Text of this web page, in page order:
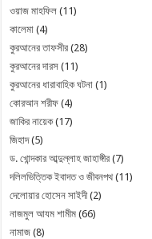
ওয়াজ মাহফিল (11)
কালেমা (4)
কুরআনের তাফসীর (28)
কুরআনের দারস (11)
কুরআনের ধারাবাহিক ঘটনা (1)
কোরআন শরীফ (4)
জাকির নায়েক(17)
জিহাদ(5)
ড. খোন্দকার আব্দুল্লাহ জাহাঙ্গীর (7)
দলিলভিত্তিক ইবাদত ও জীবনপথ(11)
দেলোয়ার হোসেন সাইদী(2)
নাজমুল আযম শামীম (66)
নামাজ (8)